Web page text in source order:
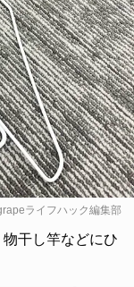
ライフハック編集部
干し竿などにひ